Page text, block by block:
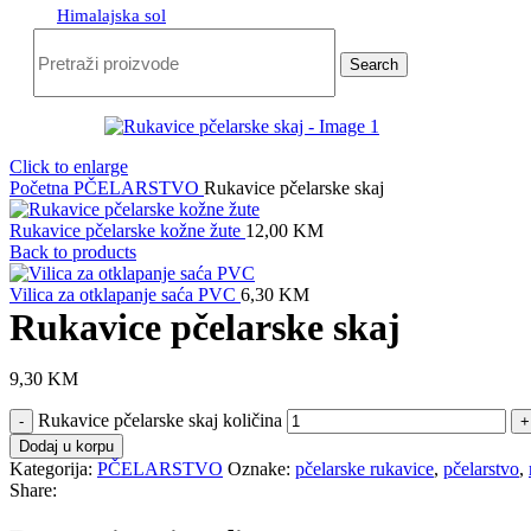
Himalajska sol
Search
Click to enlarge
Početna PČELARSTVO Rukavice pčelarske skaj
Rukavice pčelarske kožne žute 12,00 KM
Back to products
Vilica za otklapanje saća PVC 6,30 KM
Rukavice pčelarske skaj
9,30 KM
Rukavice pčelarske skaj količina
Dodaj u korpu
Kategorija: PČELARSTVO Oznake: pčelarske rukavice, pčelarstvo,
Share: